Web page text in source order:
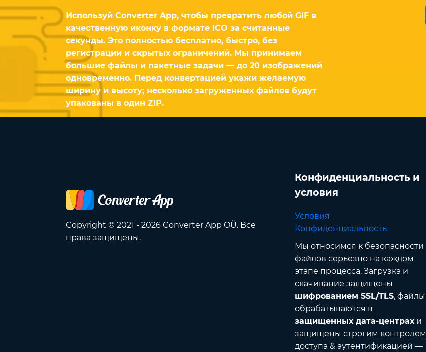
Используй Converter App, чтобы превратить любой GIF в
качественную иконку в формате ICO за считанные
секунды. Это полностью бесплатно, быстро, без
регистрации и скрытых ограничений. Мы принимаем
большие файлы и пакетные задачи — до 20 изображений
одновременно. Перед конвертацией укажи желаемую
ширину и высоту; несколько загруженных файлов будут
упакованы в один ZIP.
Copyright © 2021 - 2026 Converter App OÜ. Все
права защищены.
Конфиденциальность и
условия
Условия
Конфиденциальность
Мы относимся к безопасности
файлов серьезно на каждом
этапе процесса. Загрузка и
скачивание защищены
шифрованием SSL/TLS, файлы
обрабатываются в
защищенных дата-центрахи
защищены строгим контролем
доступа & аутентификацией —